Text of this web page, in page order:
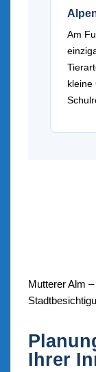
Am
kleine
Mutterer Alm
Ihrer